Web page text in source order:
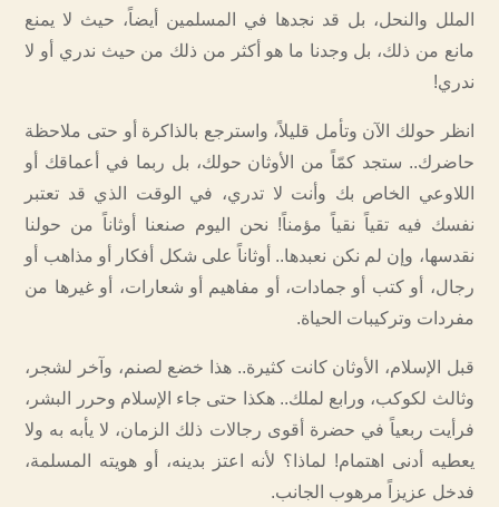
الملل والنحل، بل قد نجدها في المسلمين أيضاً، حيث لا يمنع
مانع من ذلك، بل وجدنا ما هو أكثر من ذلك من حيث ندري أو لا
ندري!
انظر حولك الآن وتأمل قليلاً، واسترجع بالذاكرة أو حتى ملاحظة
حاضرك.. ستجد كمّاً من الأوثان حولك، بل ربما في أعماقك أو
اللاوعي الخاص بك وأنت لا تدري، في الوقت الذي قد تعتبر
نفسك فيه تقياً نقياً مؤمناً! نحن اليوم صنعنا أوثاناً من حولنا
نقدسها، وإن لم نكن نعبدها.. أوثاناً على شكل أفكار أو مذاهب أو
رجال، أو كتب أو جمادات، أو مفاهيم أو شعارات، أو غيرها من
مفردات وتركيبات الحياة.
قبل الإسلام، الأوثان كانت كثيرة.. هذا خضع لصنم، وآخر لشجر،
وثالث لكوكب، ورابع لملك.. هكذا حتى جاء الإسلام وحرر البشر،
فرأيت ربعياً في حضرة أقوى رجالات ذلك الزمان، لا يأبه به ولا
يعطيه أدنى اهتمام! لماذا؟ لأنه اعتز بدينه، أو هويته المسلمة،
فدخل عزيزاً مرهوب الجانب.